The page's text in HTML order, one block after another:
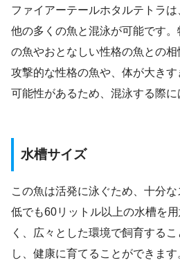
ファイアーテールホタルテトラは
他の多くの魚と混泳が可能です
の魚やおとなしい性格の魚との相
攻撃的な性格の魚や、体が大き
可能性があるため、混泳する際に
水槽サイズ
この魚は活発に泳ぐため、十分
低でも60リットル以上の水槽を
く、広々とした環境で飼育する
し、健康に育てることができま